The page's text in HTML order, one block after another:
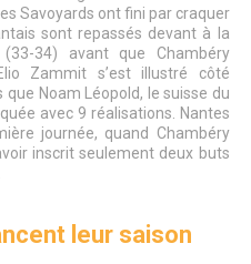
Savoyards ont fini par craquer
sont repassés devant à la
34) avant que Chambéry
Zammit s’est illustré côté
Noam Léopold, le suisse du
avec 9 réalisations. Nantes
journée, quand Chambéry
inscrit seulement deux buts
leur saison